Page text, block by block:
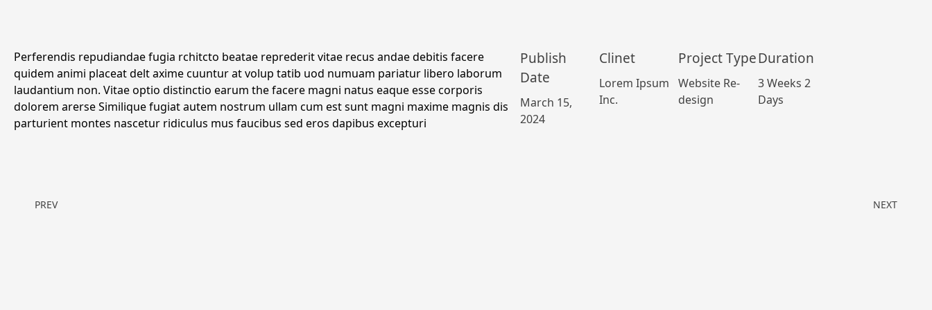
Perferendis repudiandae fugia rchitcto beatae reprederit vitae recus andae debitis facere
quidem animi placeat delt axime cuuntur at volup tatib uod numuam pariatur libero laborum
laudantium non. Vitae optio distinctio earum the facere magni natus eaque esse corporis
dolorem arerse Similique fugiat autem nostrum ullam cum est sunt magni maxime magnis dis
parturient montes nascetur ridiculus mus faucibus sed eros dapibus excepturi
Publish
Date
March 15,
2024
Clinet
Lorem Ipsum
Inc.
Project Type
Website Re-
design
Duration
3 Weeks 2
Days
PREV NEXT